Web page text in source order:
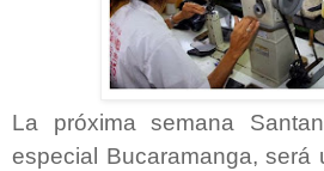
La próxima semana
especial Bucaramanga, será